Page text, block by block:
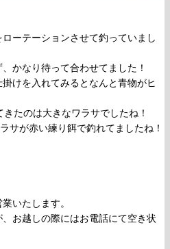
ーテーションさせて釣っていまし
かなり待って合わせてました！
けを入れてみるとなんと青物がヒ
たのは大きなワラサでしたね！
サが赤い練り餌で釣れてましたね！
いたします。
お越しの際にはお電話にて空き状